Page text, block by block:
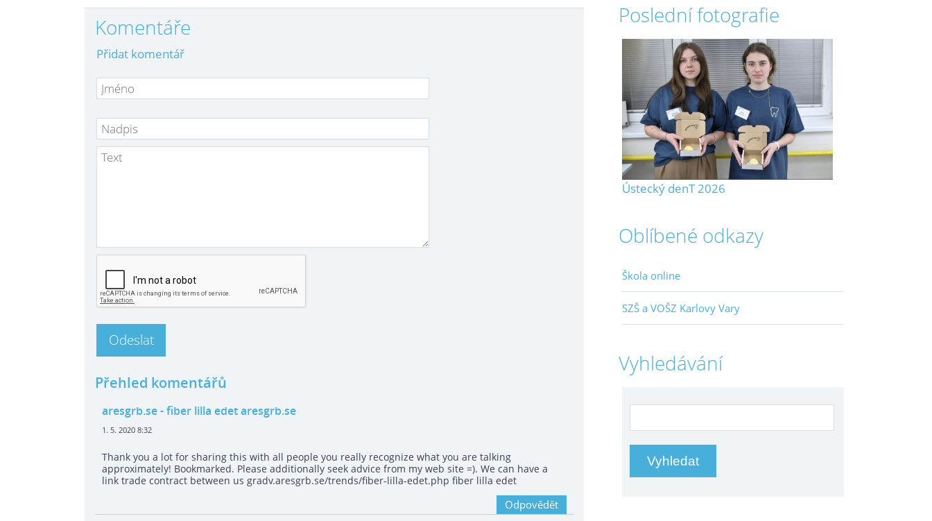
Komentáře
Přidat komentář
Přehled komentářů
aresgrb.se- fiber lilla edet aresgrb.se
1. 5. 2020 8:32
Thank you a lot for sharing this with all people you really recognize what you are talking
approximately! Bookmarked. Please additionally seek advice from my web site =). We can have a
link trade contract between us gradv.aresgrb.se/trends/fiber-lilla-edet.php fiber lilla edet
Odpovědět
Poslední fotografie
Ústecký denT 2026
Oblíbené odkazy
Škola online
SZŠ a VOŠZ Karlovy Vary
Vyhledávání